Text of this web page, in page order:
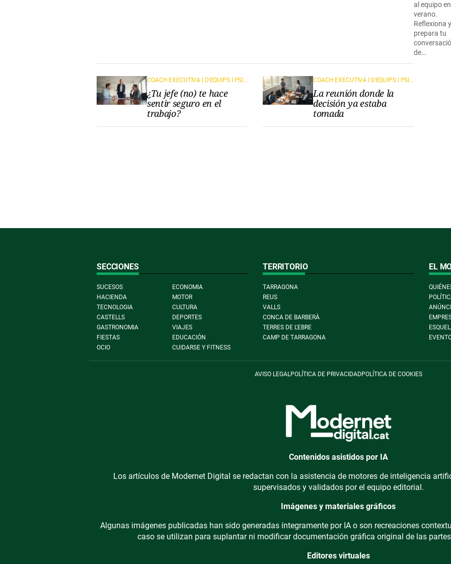
al equipo en
verano.
Reflexiona y
prepara tu
de…
COACH EXECUTIVA I D'EQUIPS I PSICÒLOGA. OBSERVO QUÈ PASSA ENTRE LES PERSONES DINS DELS EQUIPS I POSO PARAULES A DINÀMIQUES QUE SOVINT PASSEN DESAPERCEBUDES.
¿Tu jefe (no) te hace
sentir seguro en el
trabajo?
COACH EXECUTIVA I D'EQUIPS I PSICÒLOGA. OBSERVO QUÈ PASSA ENTRE LES PERSONES DINS DELS EQUIPS I POSO PARAULES A DINÀMIQUES QUE SOVINT PASSEN DESAPERCEBUDES.
La reunión donde la
decisión ya estaba
tomada
SECCIONES
SUCESOS
ECONOMIA
HACIENDA
MOTOR
TECNOLOGIA
CULTURA
CASTELLS
DEPORTES
GASTRONOMIA
VIAJES
FIESTAS
EDUCACIÓN
OCIO
CUIDARSE Y FITNESS
TERRITORIO
TARRAGONA
REUS
VALLS
CONCA DE BARBERÀ
TERRES DE L'EBRE
CAMP DE TARRAGONA
EL
AVISO LEGALPOLÍTICA DE PRIVACIDADPOLÍTICA DE COOKIES
Contenidos asistidos por IA
Los artículos de Modernet Digital se redactan con la asistencia de motores de inteligencia
supervisados y validados por el equipo editorial.
Imágenes y materiales gráficos
Algunas imágenes publicadas han sido generadas íntegramente por IA o son recreaciones
caso se utilizan para suplantar ni modificar documentación gráfica original de las
Editores virtuales